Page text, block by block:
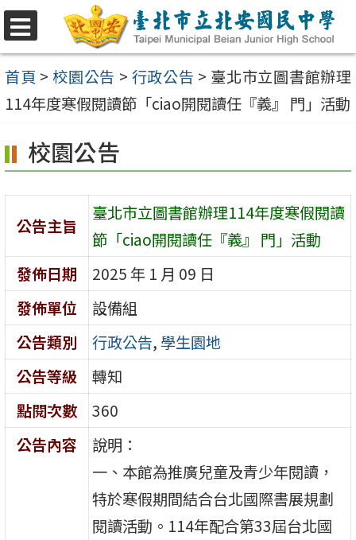
選
單
跳
至
主
要
容
區
首頁 > 校園公告 > 行政公告 > 臺北市立圖書館辦理
114年度寒假閱讀節「ciao開閱讀任『義』 門」活動
校園公告
公告主旨
臺北市立圖書館辦理114年度寒假閱讀
節「ciao開閱讀任『義』 門」活動
發佈日期
2025 年 1 月 09 日
發佈單位
設備組
公告類別
行政公告, 學生園地
公告等級
轉知
點閱次數
360
公告內容
說明：
一、本館為推廣兒童及青少年閱讀，
特於寒假期間結合台北國際書展規劃
閱讀活動。114年配合第33屆台北國